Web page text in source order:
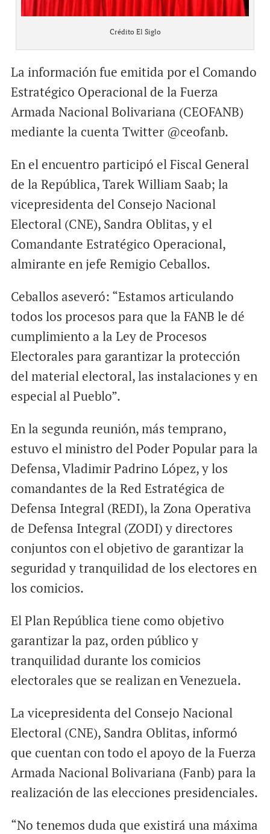
Crédito El Siglo
La información fue emitida por el Comando
Estratégico Operacional de la Fuerza
Armada Nacional Bolivariana (CEOFANB)
mediante la cuenta Twitter @ceofanb.
En el encuentro participó el Fiscal General
de la República, Tarek William Saab; la
vicepresidenta del Consejo Nacional
Electoral (CNE), Sandra Oblitas, y el
Comandante Estratégico Operacional,
almirante en jefe Remigio Ceballos.
Ceballos aseveró: “Estamos articulando
todos los procesos para que la FANB le dé
cumplimiento a la Ley de Procesos
Electorales para garantizar la protección
del material electoral, las instalaciones y en
especial al Pueblo”.
En la segunda reunión, más temprano,
estuvo el ministro del Poder Popular para la
Defensa, Vladimir Padrino López, y los
comandantes de la Red Estratégica de
Defensa Integral (REDI), la Zona Operativa
de Defensa Integral (ZODI) y directores
conjuntos con el objetivo de garantizar la
seguridad y tranquilidad de los electores en
los comicios.
El Plan República tiene como objetivo
garantizar la paz, orden público y
tranquilidad durante los comicios
electorales que se realizan en Venezuela.
La vicepresidenta del Consejo Nacional
Electoral (CNE), Sandra Oblitas, informó
que cuentan con todo el apoyo de la Fuerza
Armada Nacional Bolivariana (Fanb) para la
realización de las elecciones presidenciales.
“No tenemos duda que existirá una máxima